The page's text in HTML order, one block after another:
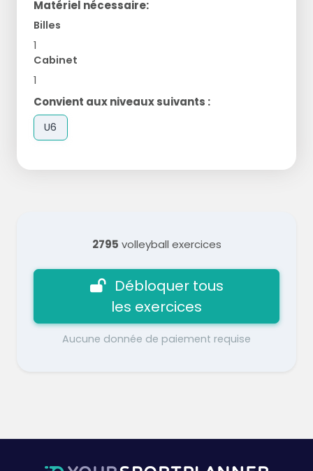
Matériel nécessaire:
Billes
1
Cabinet
1
Convient aux niveaux suivants :
U6
2795 volleyball exercices
Débloquer tous
les exercices
Aucune donnée de paiement requise